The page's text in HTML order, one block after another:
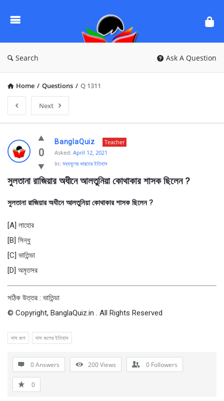
Questions
Search Ask A Question
Home / Questions / Q 1311
Next
Ask
Questions
BanglaQuiz
Latest
0
BanglaQuiz
Teacher
Asked: April 12, 2021
In: মধ্যযুগের ভারতের ইতিহাস
সুলতানা রাজিয়ার অধীনে আলতুনিয়া কোথাকার শাসক ছিলেন ?
সুলতানা রাজিয়ার অধীনে আলতুনিয়া কোথাকার শাসক ছিলেন ?
[A] লাহোর
[B] সিন্ধু
[C] ভাতিন্ডা
[D] অমৃতসর
সঠিক উত্তর : ভাতিন্ডা
© Copyright, BanglaQuiz.in . All Rights Reserved
দাস বংশ দাস বংশের ইতিহাস
0 Answers 200Views 0 Followers
0